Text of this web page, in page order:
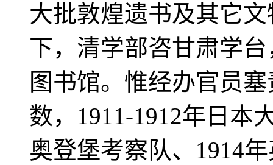
大批敦煌遗书及其它
下，清学部咨甘肃学
图书馆。惟经办官员
数，1911-1912年日本
奥登堡考察队、1914